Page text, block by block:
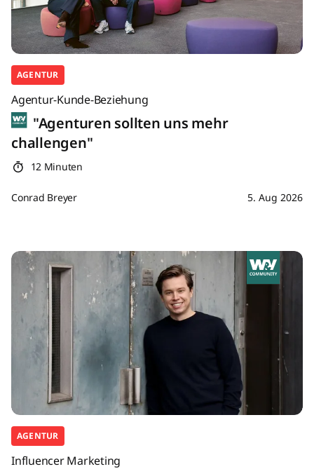
AGENTUR
Agentur-Kunde-Beziehung
"Agenturen sollten uns mehr
challengen"
12 Minuten
Conrad Breyer 5. Aug 2026
AGENTUR
Influencer Marketing